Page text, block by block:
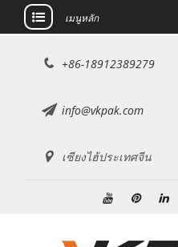
เมนูหลัก
+86-18912389279
info@vkpak.com
เซียงไฮ้ประเทศจีน